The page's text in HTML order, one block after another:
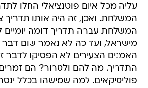
עליה מכל איום פוטנציאלי החלו
המשלחת. ואכן, זה היה אותו תדריך
המשלחת עברה תדריך דומה יומיים
מישראל, ועד כה לא נאמר שום
האמנים הצעירים לא הפסיקו לדבר
התדריך. מה להם ולטרור? הם
פוליטיקאים. למה שמישהו בכלל